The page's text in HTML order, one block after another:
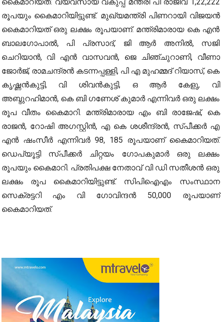
രൂപയും കൈമാറിയിട്ടുണ്ട്. മുഖ്യമന്ത്രി പിണറായി വിജയന്‍
കൈമാറിയത് ഒരു ലക്ഷം രൂപയാണ്. മന്ത്രിമാരായ കെ എന്‍
ബാലഗോപാല്‍, പി പ്രസാദ്, ജി ആര്‍ അനില്‍, സജി
ചെറിയാന്‍, വി എന്‍ വാസവന്‍, ജെ ചിഞ്ചുറാണി, വീണാ
ജോര്‍ജ്, രാമചന്ദ്രന്‍ കടന്നപ്പള്ളി, പി എ മുഹമ്മദ് റിയാസ്, കെ
കൃഷ്ണന്‍കുട്ടി, വി ശിവന്‍കുട്ടി, ഒ ആര്‍ കേളു, വി
അബ്ദുറഹിമാന്‍, കെ ബി ഗണേശ് കുമാര്‍ എന്നിവര്‍ ഒരു ലക്ഷം
രൂപ വീതം കൈമാറി. മന്ത്രിമാരായ എം ബി രാജേഷ്, കെ
രാജന്‍, റോഷി അഗസ്റ്റിന്‍, എ കെ ശശീന്ദ്രന്‍, സ്പീക്കര്‍ എ
എന്‍ ഷംസീര്‍ എന്നിവര്‍ 98, 185 രൂപയാണ് കൈമാറിയത്.
ഡെപ്യൂട്ടി സ്പീക്കര്‍ ചിറ്റയം ഗോപകുമാര്‍ ഒരു ലക്ഷം
രൂപയും കൈമാറി. പ്രതിപക്ഷ നേതാവ് വി ഡി സതീശന്‍ ഒരു
ലക്ഷം രൂപ കൈമാറിയിട്ടുണ്ട്. സിപിഐഎം സംസ്ഥാന
സെക്രട്ടറി എം വി ഗോവിന്ദന്‍ 50,000 രൂപയാണ്
കൈമാറിയത്.